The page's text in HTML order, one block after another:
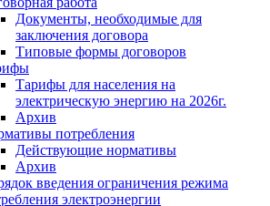
Документы, необходимые для
заключения договора
Типовые формы договоров
Тарифы для населения на
электрическую энергию на 2026г.
Архив
потребления
Действующие нормативы
Архив
введения ограничения режима
электроэнергии